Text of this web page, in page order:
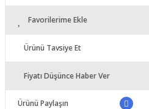
Favorilerime Ekle
Ürünü Tavsiye Et
Fiyatı Düşünce Haber Ver
Ürünü Paylaşın